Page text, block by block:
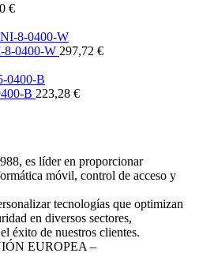
€
0400-W 297,72 €
B 223,28 €
es líder en proporcionar
móvil, control de acceso y
tecnologías que optimizan
en diversos sectores,
éxito de nuestros clientes.
EUROPEA –